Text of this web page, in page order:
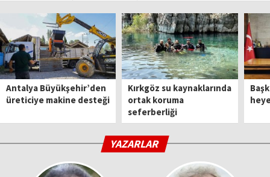
Antalya Büyükşehir’den
üreticiye makine desteği
Kırkgöz su kaynaklarında
ortak koruma
seferberliği
YAZARLAR